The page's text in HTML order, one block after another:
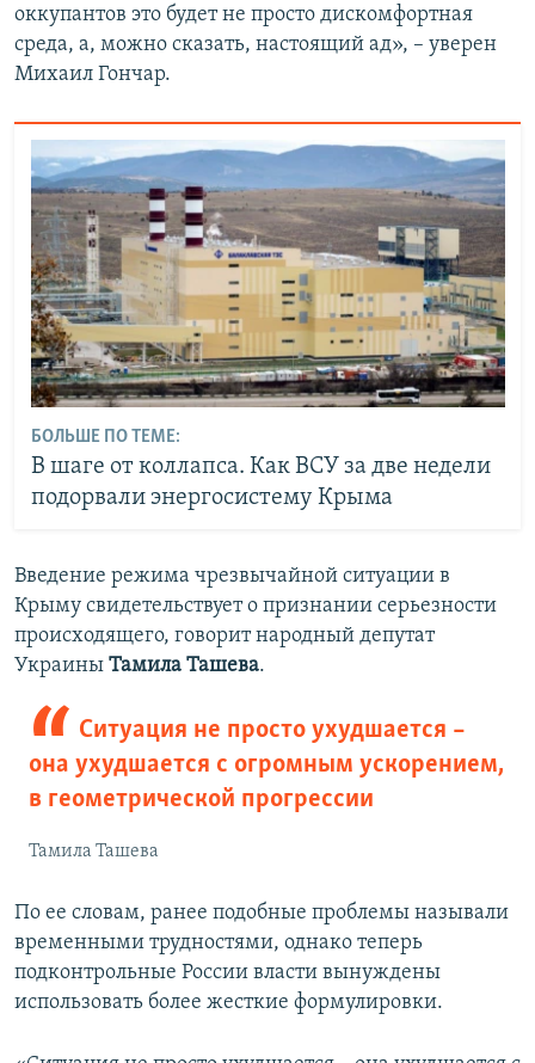
оккупантов это будет не просто дискомфортная
среда, а, можно сказать, настоящий ад», – уверен
Михаил Гончар.
БОЛЬШЕ ПО ТЕМЕ:
В шаге от коллапса. Как ВСУ за две недели
подорвали энергосистему Крыма
Введение режима чрезвычайной ситуации в
Крыму свидетельствует о признании серьезности
происходящего, говорит народный депутат
Украины Тамила Ташева.
Ситуация не просто ухудшается –
она ухудшается с огромным ускорением,
в геометрической прогрессии
Тамила Ташева
По ее словам, ранее подобные проблемы называли
временными трудностями, однако теперь
подконтрольные России власти вынуждены
использовать более жесткие формулировки.